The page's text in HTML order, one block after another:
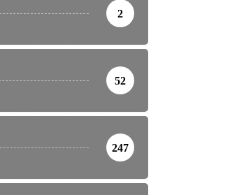
2
52
247